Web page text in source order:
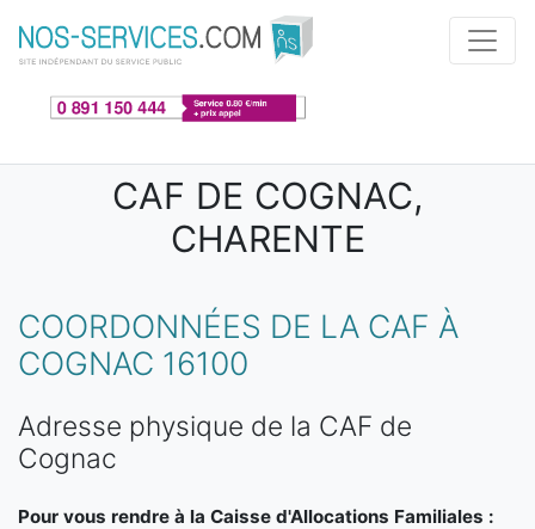
Aller au contenu principal
CAF DE COGNAC,
CHARENTE
COORDONNÉES DE LA CAF À
COGNAC 16100
Adresse physique de la CAF de
Cognac
Pour vous rendre à la Caisse d'Allocations Familiales :